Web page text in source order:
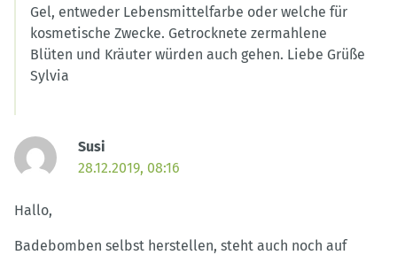
Gel, entweder Lebensmittelfarbe oder welche für
kosmetische Zwecke. Getrocknete zermahlene
Blüten und Kräuter würden auch gehen. Liebe Grüße
Sylvia
Susi
28.12.2019, 08:16
Hallo,
Badebomben selbst herstellen, steht auch noch auf